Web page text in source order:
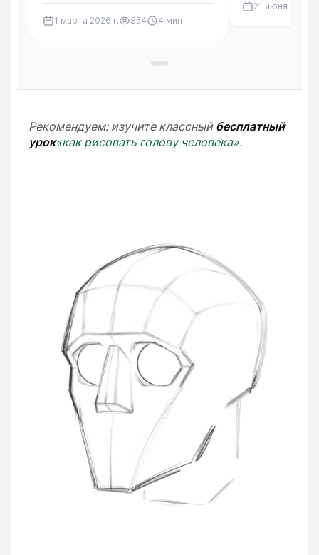
1 марта 2026 г. 854 4 мин
21 июня 2026 г.
Рекомендуем: изучите классный бесплатный
урок«как рисовать голову человека».